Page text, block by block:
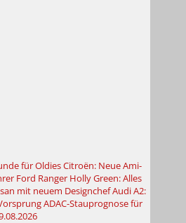
für OldiesCitroën: Neue Ami-
Ford Ranger Holly Green: Alles
mit neuem DesignchefAudi A2:
ADAC-Stauprognose für